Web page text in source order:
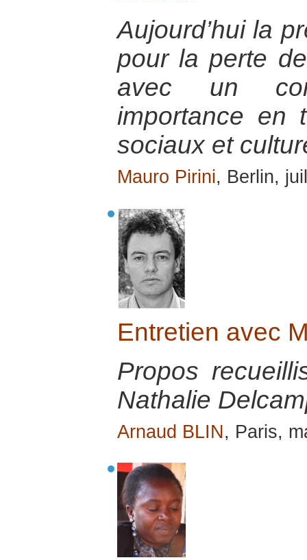
Aujourd’hui la
pour la perte
avec un
importance en
sociaux et
Mauro Pirini, Berlin,
Entretien avec
Propos
Nathalie
Arnaud BLIN, Paris,